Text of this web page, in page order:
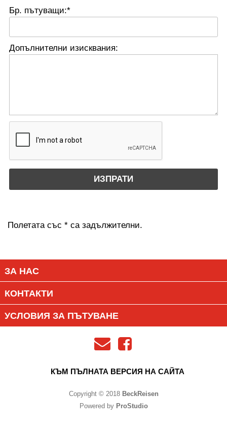
Бр. пътуващи:*
Допълнителни изисквания:
Полетата със * са задължителни.
ЗА НАС
КОНТАКТИ
УСЛОВИЯ ЗА ПЪТУВАНЕ
КЪМ ПЪЛНАТА ВЕРСИЯ НА САЙТА
Copyright © 2018 BeckReisen
Powered by ProStudio